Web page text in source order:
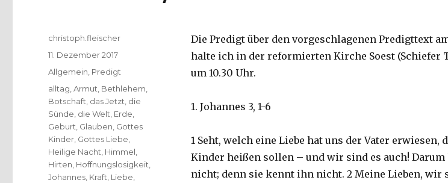
Die Predigt über den vorgeschlagenen Predigttext
halte ich in der reformierten Kirche Soest (Schiefer
um 10.30 Uhr.
1. Johannes 3, 1-6
1 Seht, welch eine Liebe hat uns der Vater erwiesen,
Kinder heißen sollen – und wir sind es auch!
nicht; denn sie kennt ihn nicht. 2 Meine Lieben, wir
Autor
christoph.fleischer
Veröffentlicht
am
11. Dezember 2017
Kategorien
Allgemein Predigt
Schlagwörter
alltag ,Armut Bethlehem
Botschaft das Jetzt die
Sünde die Welt Erde
Geburt Glauben Gottes
Kinder Gottes Liebe
Heilige Nacht Himmel
Hirten Hoffnungslosigkeit
Johannes Kraft Liebe